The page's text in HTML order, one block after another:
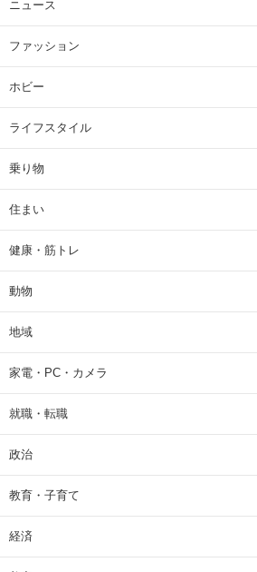
ニュース
ファッション
ホビー
ライフスタイル
乗り物
住まい
健康・筋トレ
動物
地域
家電・PC・カメラ
就職・転職
政治
教育・子育て
経済